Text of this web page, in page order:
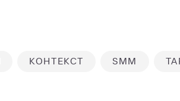
КОНТЕКСТ SMM